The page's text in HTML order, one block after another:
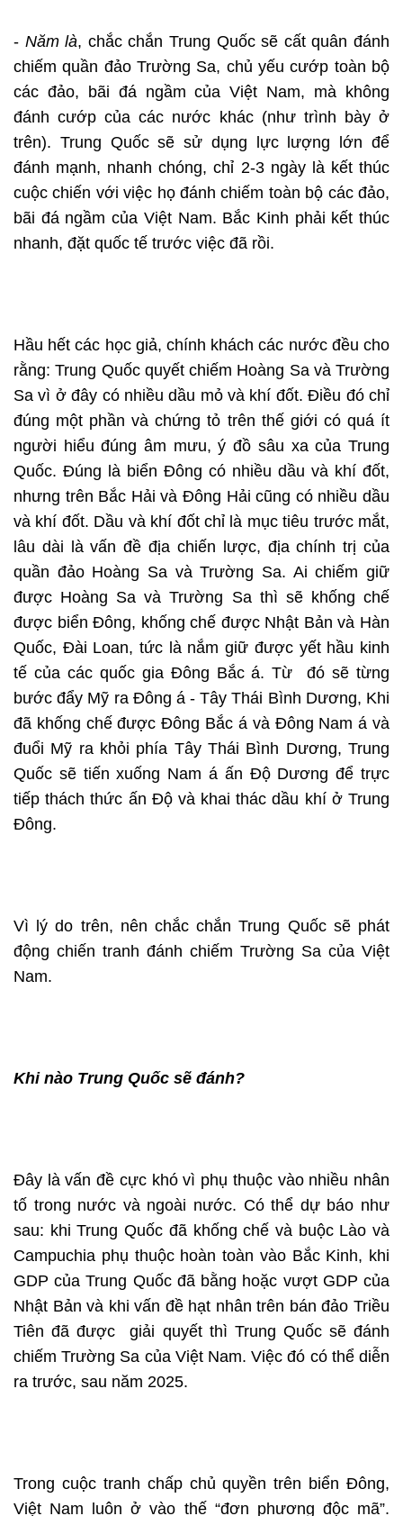
- Năm là, chắc chắn Trung Quốc sẽ cất quân đánh
chiếm quần đảo Trường Sa, chủ yếu cướp toàn bộ
các đảo, bãi đá ngầm của Việt Nam, mà không
đánh cướp của các nước khác (như trình bày ở
trên). Trung Quốc sẽ sử dụng lực lượng lớn để
đánh mạnh, nhanh chóng, chỉ 2-3 ngày là kết thúc
cuộc chiến với việc họ đánh chiếm toàn bộ các đảo,
bãi đá ngầm của Việt Nam. Bắc Kinh phải kết thúc
nhanh, đặt quốc tế trước việc đã rồi.
Hầu hết các học giả, chính khách các nước đều cho
rằng: Trung Quốc quyết chiếm Hoàng Sa và Trường
Sa vì ở đây có nhiều dầu mỏ và khí đốt. Điều đó chỉ
đúng một phần và chứng tỏ trên thế giới có quá ít
người hiểu đúng âm mưu, ý đồ sâu xa của Trung
Quốc. Đúng là biển Đông có nhiều dầu và khí đốt,
nhưng trên Bắc Hải và Đông Hải cũng có nhiều dầu
và khí đốt. Dầu và khí đốt chỉ là mục tiêu trước mắt,
lâu dài là vấn đề địa chiến lược, địa chính trị của
quần đảo Hoàng Sa và Trường Sa. Ai chiếm giữ
được Hoàng Sa và Trường Sa thì sẽ khống chế
được biển Đông, khống chế được Nhật Bản và Hàn
Quốc, Đài Loan, tức là nắm giữ được yết hầu kinh
tế của các quốc gia Đông Bắc á. Từ đó sẽ từng
bước đẩy Mỹ ra Đông á - Tây Thái Bình Dương, Khi
đã khống chế được Đông Bắc á và Đông Nam á và
đuổi Mỹ ra khỏi phía Tây Thái Bình Dương, Trung
Quốc sẽ tiến xuống Nam á ấn Độ Dương để trực
tiếp thách thức ấn Độ và khai thác dầu khí ở Trung
Đông.
Vì lý do trên, nên chắc chắn Trung Quốc sẽ phát
động chiến tranh đánh chiếm Trường Sa của Việt
Nam.
Khi nào Trung Quốc sẽ đánh?
Đây là vấn đề cực khó vì phụ thuộc vào nhiều nhân
tố trong nước và ngoài nước. Có thể dự báo như
sau: khi Trung Quốc đã khống chế và buộc Lào và
Campuchia phụ thuộc hoàn toàn vào Bắc Kinh, khi
GDP của Trung Quốc đã bằng hoặc vượt GDP của
Nhật Bản và khi vấn đề hạt nhân trên bán đảo Triều
Tiên đã được giải quyết thì Trung Quốc sẽ đánh
chiếm Trường Sa của Việt Nam. Việc đó có thể diễn
ra trước, sau năm 2025.
Trong cuộc tranh chấp chủ quyền trên biển Đông,
Việt Nam luôn ở vào thế “đơn phương độc mã”.